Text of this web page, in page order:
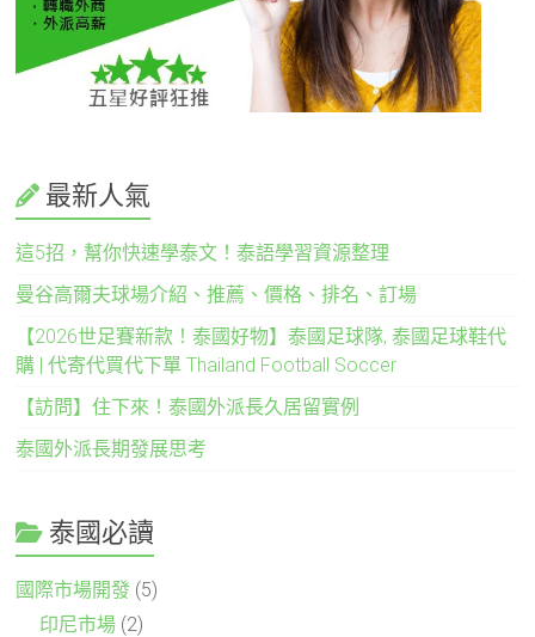
最新人氣
這5招，幫你快速學泰文！泰語學習資源整理
曼谷高爾夫球場介紹、推薦、價格、排名、訂場
【2026世足賽新款！泰國好物】泰國足球隊, 泰國足球鞋代
購 | 代寄代買代下單 Thailand Football Soccer
【訪問】住下來！泰國外派長久居留實例
泰國外派長期發展思考
泰國必讀
國際市場開發 (5)
印尼市場 (2)